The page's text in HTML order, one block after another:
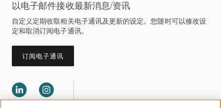
以电子邮件接收最新消息/资讯
自定义定期收取相关电子通讯及更新的设定。您随时可以修改设
定和取消订阅电子通讯。
订阅电子通讯